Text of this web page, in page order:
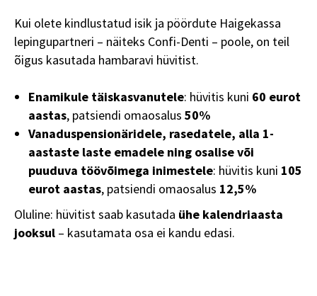
Kui olete kindlustatud isik ja pöördute Haigekassa
lepingupartneri – näiteks Confi-Denti – poole, on teil
õigus kasutada hambaravi hüvitist.
Enamikule täiskasvanutele: hüvitis kuni 60 eurot
aastas, patsiendi omaosalus 50%
Vanaduspensionäridele, rasedatele, alla 1-
aastaste laste emadele ning osalise või
puuduva töövõimega inimestele: hüvitis kuni 105
eurot aastas, patsiendi omaosalus 12,5%
Oluline: hüvitist saab kasutada ühe kalendriaasta
jooksul – kasutamata osa ei kandu edasi.